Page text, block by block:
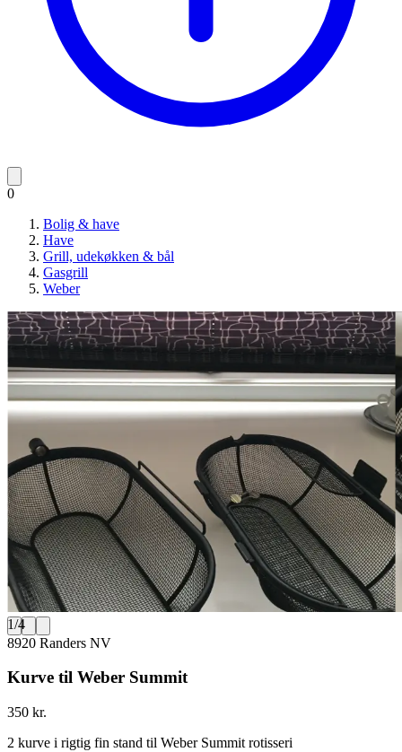
0
Bolig & have
Have
Grill, udekøkken & bål
Gasgrill
Weber
1/4
8920 Randers NV
Kurve til Weber Summit
350 kr.
2 kurve i rigtig fin stand til Weber Summit rotisseri